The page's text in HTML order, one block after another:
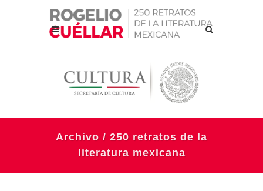
Archivo / 250 retratos de la
literatura mexicana